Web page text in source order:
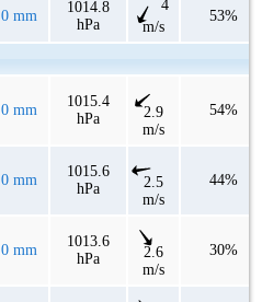
0 mm
1014.8
hPa
4
m/s
53%
0 mm
1015.4
hPa
2.9
m/s
54%
0 mm
1015.6
hPa
2.5
m/s
44%
0 mm
1013.6
hPa
2.6
m/s
30%